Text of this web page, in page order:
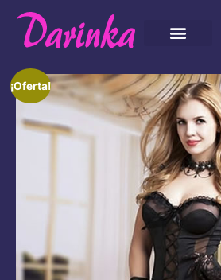
¡Oferta!